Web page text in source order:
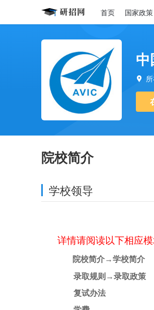
首页 国家政策

院校简介
学校领导
详情请阅读以下相应模
院校简介→学校简介
录取规则 →录取政策
复试办法